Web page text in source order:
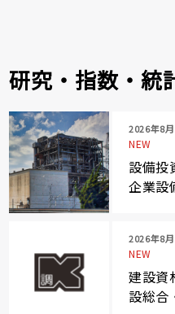
研究・指数・統
2026年8
NEW
設備投
企業設
2026年8
NEW
建設資
設総合